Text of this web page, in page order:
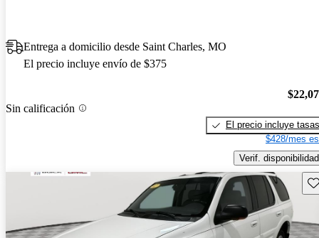
Entrega a domicilio desde Saint Charles, MO
El precio incluye envío de $375
Sin calificación
El precio incluye tasas
$428/mes
Verif. disponibilidad